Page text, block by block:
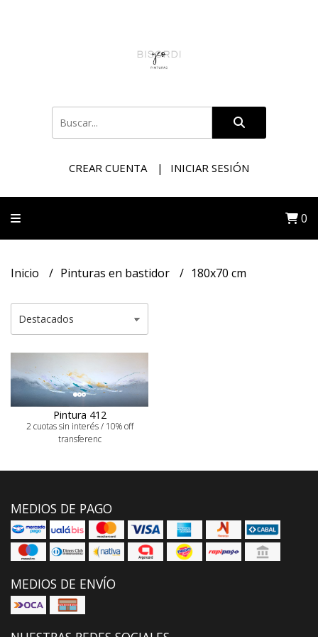
CREAR CUENTA INICIAR SESIÓN
0
Inicio Pinturas en bastidor 180x70 cm
Pintura 412
2 cuotas sin interés / 10% off
transferenc
MEDIOS DE PAGO
MEDIOS DE ENVÍO